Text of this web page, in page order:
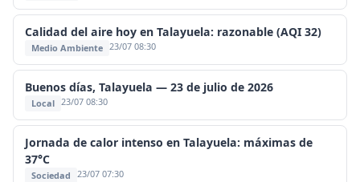
Calidad del aire hoy en Talayuela: razonable (AQI 32)
Medio Ambiente 23/07 08:30
Buenos días, Talayuela — 23 de julio de 2026
Local 23/07 08:30
Jornada de calor intenso en Talayuela: máximas de
37°C
Sociedad 23/07 07:30